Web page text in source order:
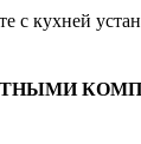
с кухней